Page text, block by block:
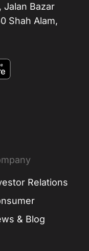
Bazar
Shah Alam,
Relations
& Blog